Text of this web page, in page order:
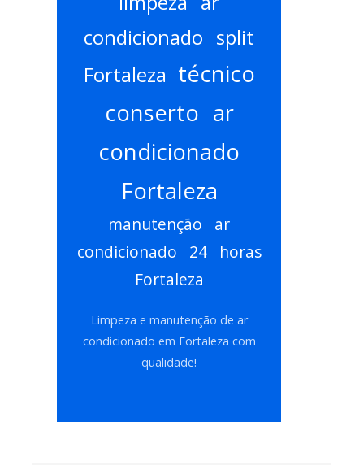
condicionado split
Fortaleza técnico
conserto ar
condicionado
Fortaleza
manutenção ar
condicionado 24 horas
Fortaleza
Limpeza e manutenção de ar
condicionado em Fortaleza com
qualidade!